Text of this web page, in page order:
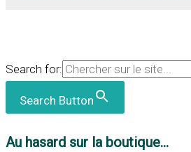
Search for:
Search Button
Au hasard sur la boutique...